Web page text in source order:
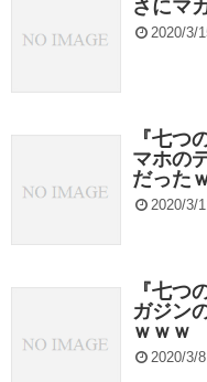
さにマ
2020/3/
『七つ
マホの
だった
2020/3/
『七つ
ガジン
ｗｗｗ
2020/3/